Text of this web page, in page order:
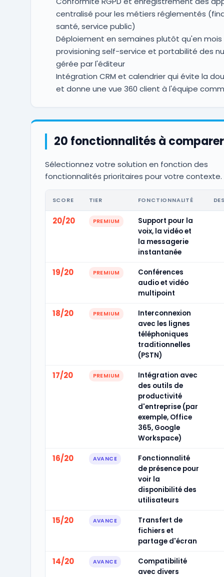
centralisé pour les métiers réglementés
santé, service public)
Déploiement en semaines plutôt qu'en mois
provisioning self-service et portabilité des
gérée par l'éditeur
Intégration CRM et calendrier qui évite la
et donne une vue 360 client à l'équipe
20 fonctionnalités à comparer
Sélectionnez votre solution en fonction des
fonctionnalités prioritaires pour votre contexte.
SCORE TIER FONCTIONNALITÉ
20/20 PREMIUM
Support pour la
voix, la vidéo et
la messagerie
instantanée
19/20 PREMIUM
Conférences
audio et vidéo
multipoint
18/20 PREMIUM
Interconnexion
avec les lignes
téléphoniques
traditionnelles
(PSTN)
17/20 PREMIUM
Intégration avec
des outils de
productivité
d'entreprise (par
exemple, Office
365, Google
Workspace)
16/20 AVANCE
Fonctionnalité
de présence pour
voir la
disponibilité des
utilisateurs
15/20 AVANCE
Transfert de
fichiers et
partage d'écran
14/20 AVANCE
Compatibilité
avec divers